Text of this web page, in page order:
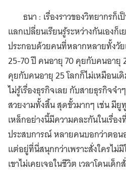
ธนา : เรื่องราวของวิทยากรก็
แลกเปลี่ยนเรียนรู้ระหว่างกันเองก็
ประกอบด้วยคนที่หลากหลายทั้งวั
25-70 ปี คนอายุ 70 คุยกับคนอายุ
คุยกับคนอายุ 25 โลกก็ไม่เหมือน
ไม่รู้เรื่องธุรกิจเลย กับสายธุรกิจจ๋า
สวยงามทั้งสิ้น สุดขั้วมากๆ เช่น มียู
เหล็กอย่างนี้มีความคละกันในเรื่อ
ประสบการณ์ หลายคนบอกว่าตอน
แต่อยู่ที่นี่สนุกกว่าเพราะสั่งใครไม่มี
เขาไม่เคยเจอในชีวิต เวลาโดนเด็